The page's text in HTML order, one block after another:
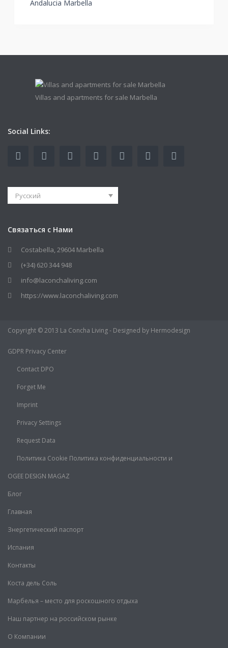
Villas and apartments for sale Marbella
Social Links:
Русский
Связаться с Нами
Costabella, 29604 Marbella
(+34) 620 344 948
info@laconchaliving.com
https://www.laconchaliving.com
Copyright © 2013 La Concha Living - Designed by Hermodesign
GDPR Privacy Center
Contact DPO
Forget Me
Imprint
Privacy Settings
Request Data
Политика Cookie Политика конфиденциальности и
OGEE DESIGN MAGAZ
Блог
Главная
Знергетический паспорт
Испания
Контакты
Коста дель Соль
Марбелья – место для роскошного отдыха
Наш партнер на российском рынке
О Компании